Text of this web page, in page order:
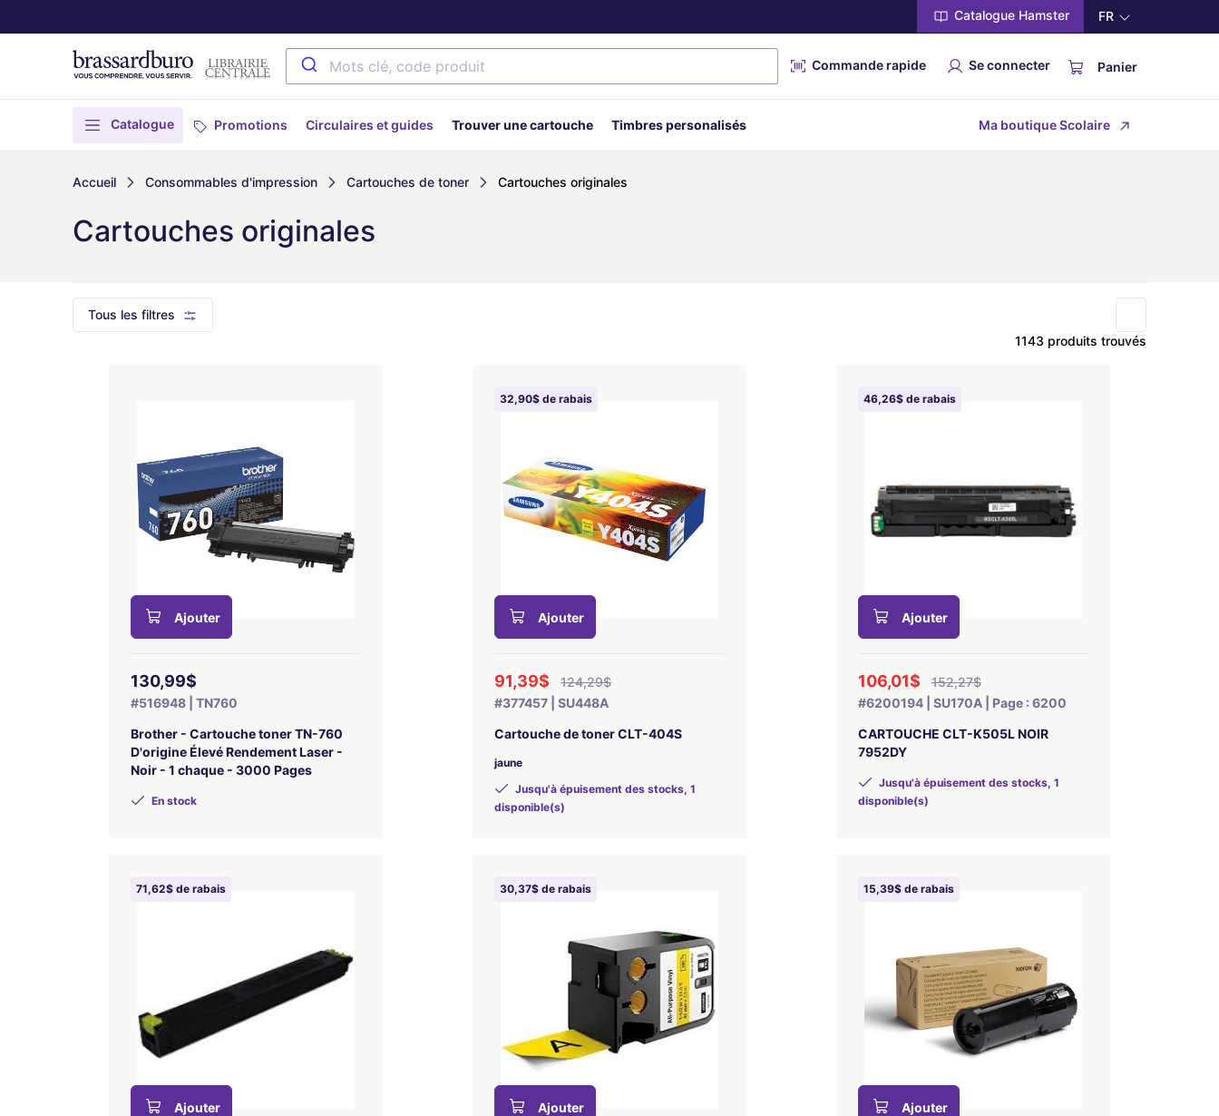
FR
Catalogue Hamster
Commande rapide Se connecter Panier
Catalogue Promotions Circulaires et guides Trouver une cartouche Timbres personalisés Ma boutique Scolaire
Accueil Consommables d'impression Cartouches de toner Cartouches originales
Cartouches originales
Tous les filtres
1143 produits trouvés
Ajouter
130,99$
#516948 | TN760
Brother - Cartouche toner TN-760
D'origine Élevé Rendement Laser -
Noir - 1 chaque - 3000 Pages
En stock
32,90$ de rabais
Ajouter
91,39$
124,29$
#377457 | SU448A
Cartouche de toner CLT-404S
jaune
Jusqu'à épuisement des stocks, 1
disponible(s)
46,26$ de rabais
Ajouter
106,01$
152,27$
#6200194 | SU170A | Page : 6200
CARTOUCHE CLT-K505L NOIR
7952DY
Jusqu'à épuisement des stocks, 1
disponible(s)
71,62$ de rabais
Ajouter
30,37$ de rabais
Ajouter
15,39$ de rabais
Ajouter